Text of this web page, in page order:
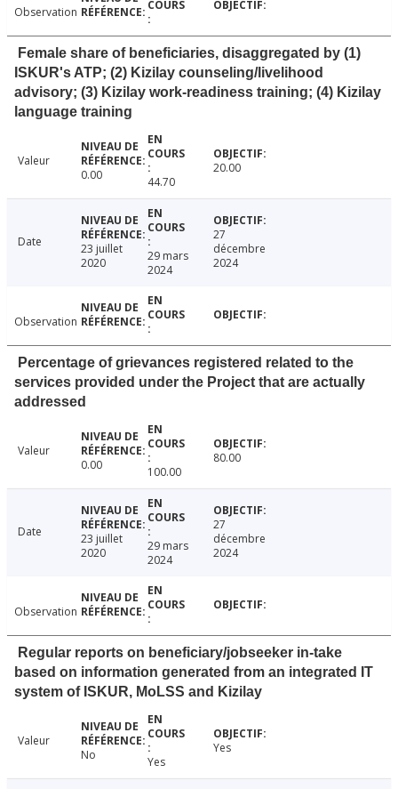
Observation
Female share of beneficiaries, disaggregated by (1)
ISKUR's ATP; (2) Kizilay counseling/livelihood
advisory; (3) Kizilay work-readiness training; (4) Kizilay
language training
Valeur
0.00
44.70
20.00
Date
23 juillet
2020
29 mars
2024
27
décembre
2024
Observation
Percentage of grievances registered related to the
services provided under the Project that are actually
addressed
Valeur
0.00
100.00
80.00
Date
23 juillet
2020
29 mars
2024
27
décembre
2024
Observation
Regular reports on beneficiary/jobseeker in-take
based on information generated from an integrated IT
system of ISKUR, MoLSS and Kizilay
Valeur
No
Yes
Yes